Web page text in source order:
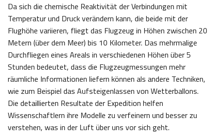
Da sich die chemische Reaktivität der Verbindungen mit
Temperatur und Druck verändern kann, die beide mit der
Flughöhe variieren, fliegt das Flugzeug in Höhen zwischen 20
Metern (über dem Meer) bis 10 Kilometer. Das mehrmalige
Durchfliegen eines Areals in verschiedenen Höhen über 5
Stunden bedeutet, dass die Flugzeugmessungen mehr
räumliche Informationen liefern können als andere Techniken,
wie zum Beispiel das Aufsteigenlassen von Wetterballons.
Die detaillierten Resultate der Expedition helfen
Wissenschaftlern ihre Modelle zu verfeinern und besser zu
verstehen, was in der Luft über uns vor sich geht.